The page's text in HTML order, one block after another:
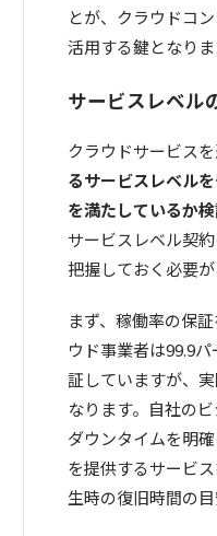
とが、クラウドコ
活用する鍵となりま
サービスレベル
クラウドサービス
るサービスレベル
を満たしているか
サービスレベル契
把握しておく必要が
まず、稼働率の保
ウド事業者は99.9
証していますが、
なります。自社の
ダウンタイムを明
を提供するサービ
生時の復旧時間の